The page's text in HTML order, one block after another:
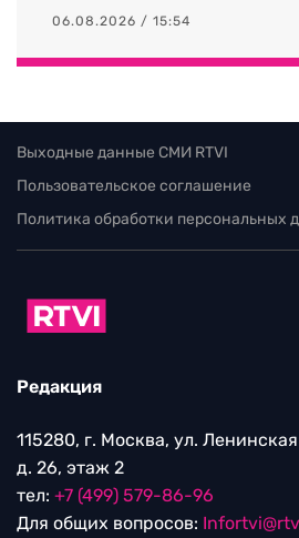
06.08.2026 / 15:54
Выходные данные СМИ RTVI
Пользовательское соглашение
Политика обработки персональных
Редакция
115280, г. Москва, ул.
д. 26, этаж 2
тел: +7 (499) 579-86-96
Для общих вопросов: